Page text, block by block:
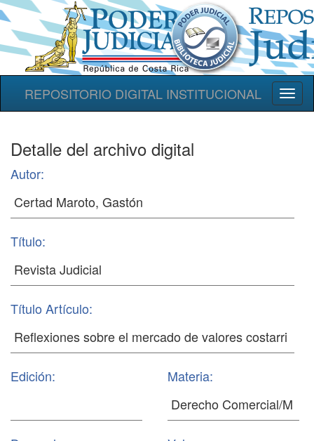
REPOSITORIO DIGITAL INSTITUCIONAL
Detalle del archivo digital
Autor:
Título:
Título Artículo:
Edición: Materia: